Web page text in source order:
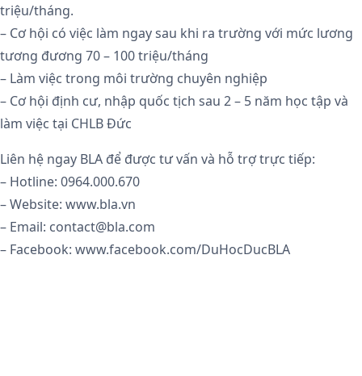
triệu/tháng.
– Cơ hội có việc làm ngay sau khi ra trường với mức lương
tương đương 70 – 100 triệu/tháng
– Làm việc trong môi trường chuyên nghiệp
– Cơ hội định cư, nhập quốc tịch sau 2 – 5 năm học tập và
làm việc tại CHLB Đức
Liên hệ ngay BLA để được tư vấn và hỗ trợ trực tiếp:
– Hotline: 0964.000.670
– Website: www.bla.vn
– Email: contact@bla.com
– Facebook: www.facebook.com/DuHocDucBLA